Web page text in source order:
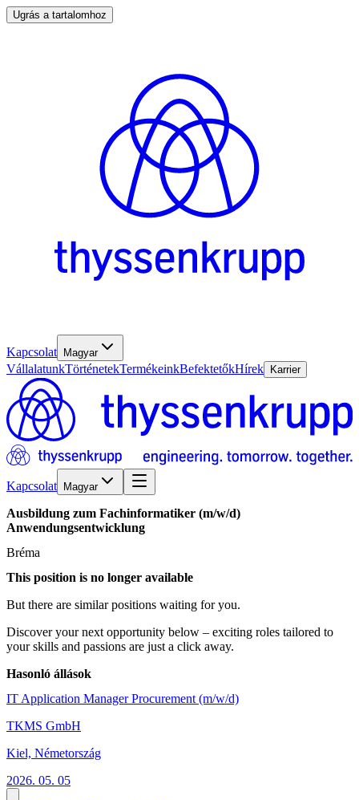
Ugrás a tartalomhoz
Kapcsolat Magyar
VállalatunkTörténetekTermékeinkBefektetőkHírek Karrier
Kapcsolat Magyar
Ausbildung zum Fachinformatiker (m/w/d)
Anwendungsentwicklung
Bréma
This position is no longer available
But there are similar positions waiting for you.
Discover your next opportunity below – exciting roles tailored to
your skills and passions are just a click away.
Hasonló állások
IT Application Manager Procurement (m/w/d)
TKMS GmbH
Kiel, Németország
2026. 05. 05